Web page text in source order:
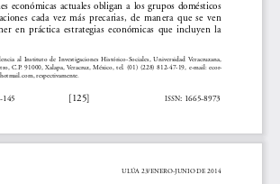
145 [125] issn: 1665-8973
económicas  actuales  obligan  a  los  grupos  domésticos
cada  vez  más  precarias,  de  manera  que  se  ven
en  práctica  estrategias  económicas  que  incluyen  la
al  Instituto  de  Investigaciones  Histórico-Sociales,  Universidad  Veracruzana,
C.P.  91000,  Xalapa,  Veracruz,  México,  tel.  (01)  (228)  812-47-19,  e-mail:  ecor-
respectivamente.
ULÚA 23/ENERO-JUNIO DE 2014